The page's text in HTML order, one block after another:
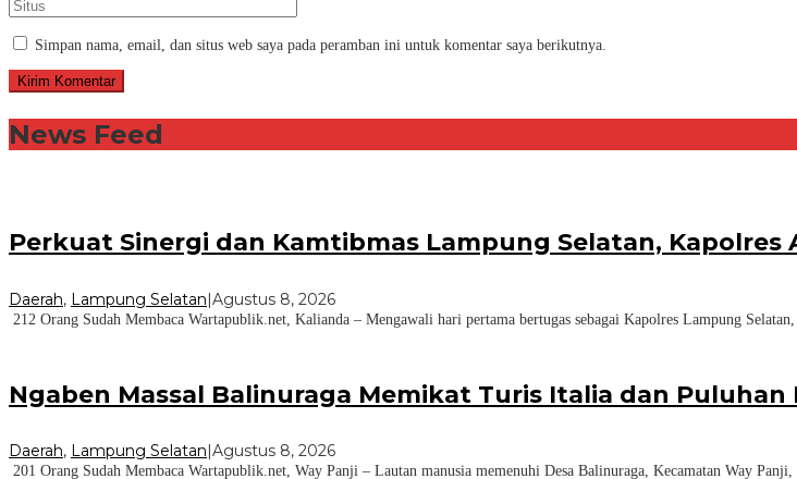
Simpan nama, email, dan situs web saya pada peramban ini untuk komentar saya berikutnya.
News Feed
Perkuat Sinergi dan Kamtibmas Lampung Selatan, Kapolres
Daerah, Lampung Selatan|Agustus 8, 2026
212 Orang Sudah Membaca Wartapublik.net, Kalianda – Mengawali hari pertama bertugas sebagai Kapolres Lampung
Ngaben Massal Balinuraga Memikat Turis Italia dan
Daerah, Lampung Selatan|Agustus 8, 2026
201 Orang Sudah Membaca Wartapublik.net, Way Panji – Lautan manusia memenuhi Desa Balinuraga, Kecamatan Way